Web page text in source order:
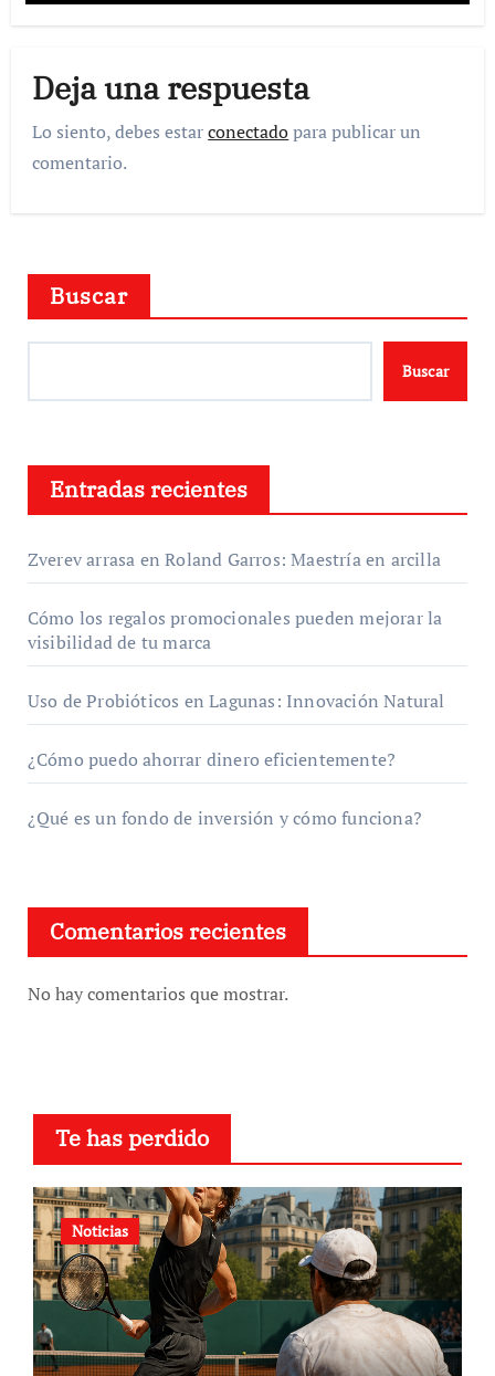
Deja una respuesta
Lo siento, debes estarconectadopara publicar un
comentario.
Buscar
Buscar
Entradas recientes
Zverev arrasa en Roland Garros: Maestría en arcilla
Cómo los regalos promocionales pueden mejorar la
visibilidad de tu marca
Uso de Probióticos en Lagunas: Innovación Natural
¿Cómo puedo ahorrar dinero eficientemente?
¿Qué es un fondo de inversión y cómo funciona?
Comentarios recientes
No hay comentarios que mostrar.
Te has perdido
Noticias